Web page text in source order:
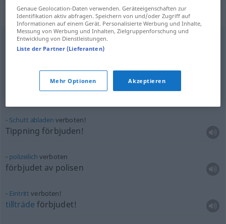
Beispielsätze für "verboten"
Parken verboten!
verboten!
förbjuden!
Schutt abladen verboten!
Tippning förbjuden!
polizeilich verboten
förbjudet av polisen
Eintritt verboten!
tillträde förbjudet!
Genaue Geolocation-Daten verwenden. Geräteeigenschaften zur
Identifikation aktiv abfragen. Speichern von und/oder Zugriff auf
Informationen auf einem Gerät. Personalisierte Werbung und Inhalte,
Messung von Werbung und Inhalten, Zielgruppenforschung und
Entwicklung von Dienstleistungen.
Liste der Partner (Lieferanten)
Mehr Optionen Akzeptieren